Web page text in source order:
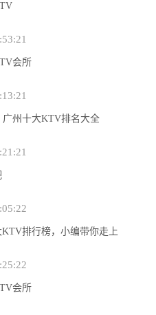
会所
州十大KTV排名大全
排行榜，小编带你走上
会所